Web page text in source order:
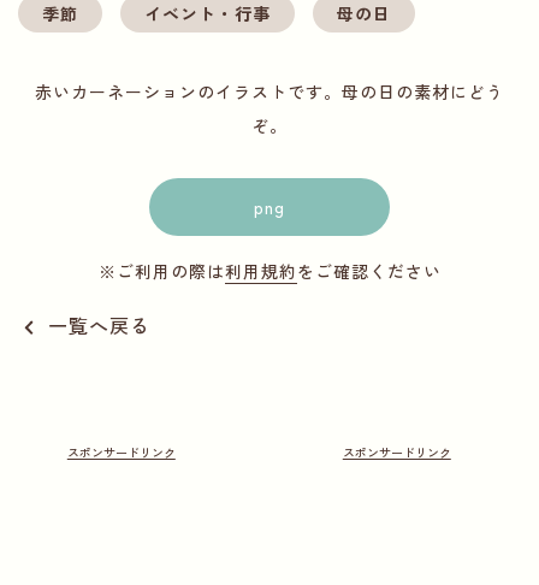
季節 イベント・行事 母の日
赤いカーネーションのイラストです。母の日の素材にどう
ぞ。
png
※ご利用の際は利用規約をご確認ください
一覧へ戻る